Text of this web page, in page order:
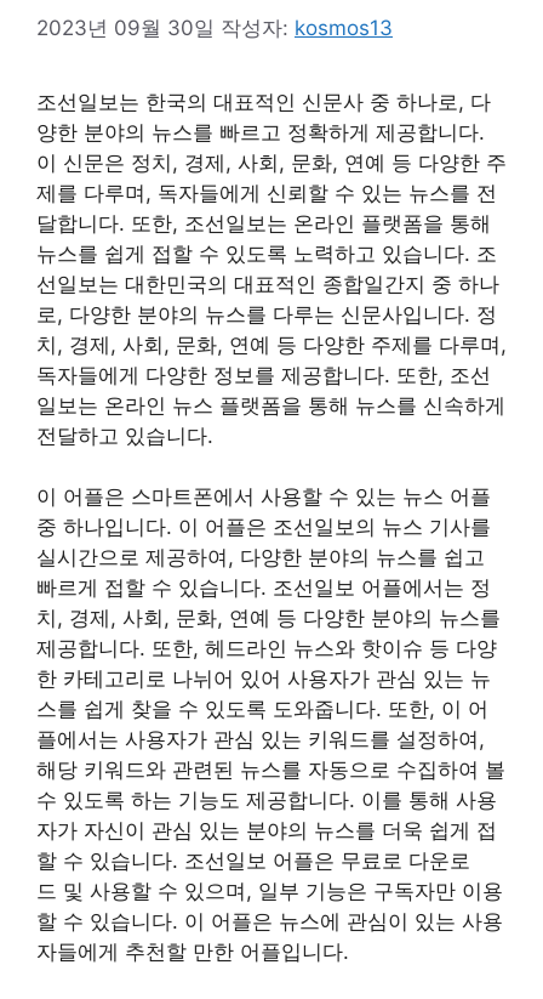
2023년 09월 30일 작성자: kosmos13
조선일보는 한국의 대표적인 신문사 중 하나로, 다
양한 분야의 뉴스를 빠르고 정확하게 제공합니다.
이 신문은 정치, 경제, 사회, 문화, 연예 등 다양한 주
제를 다루며, 독자들에게 신뢰할 수 있는 뉴스를 전
달합니다. 또한, 조선일보는 온라인 플랫폼을 통해
뉴스를 쉽게 접할 수 있도록 노력하고 있습니다. 조
선일보는 대한민국의 대표적인 종합일간지 중 하나
로, 다양한 분야의 뉴스를 다루는 신문사입니다. 정
치, 경제, 사회, 문화, 연예 등 다양한 주제를 다루며,
독자들에게 다양한 정보를 제공합니다. 또한, 조선
일보는 온라인 뉴스 플랫폼을 통해 뉴스를 신속하게
전달하고 있습니다.
이 어플은 스마트폰에서 사용할 수 있는 뉴스 어플
중 하나입니다. 이 어플은 조선일보의 뉴스 기사를
실시간으로 제공하여, 다양한 분야의 뉴스를 쉽고
빠르게 접할 수 있습니다. 조선일보 어플에서는 정
치, 경제, 사회, 문화, 연예 등 다양한 분야의 뉴스를
제공합니다. 또한, 헤드라인 뉴스와 핫이슈 등 다양
한 카테고리로 나뉘어 있어 사용자가 관심 있는 뉴
스를 쉽게 찾을 수 있도록 도와줍니다. 또한, 이 어
플에서는 사용자가 관심 있는 키워드를 설정하여,
해당 키워드와 관련된 뉴스를 자동으로 수집하여 볼
수 있도록 하는 기능도 제공합니다. 이를 통해 사용
자가 자신이 관심 있는 분야의 뉴스를 더욱 쉽게 접
할 수 있습니다. 조선일보 어플은 무료로 다운로
드 및 사용할 수 있으며, 일부 기능은 구독자만 이용
할 수 있습니다. 이 어플은 뉴스에 관심이 있는 사용
자들에게 추천할 만한 어플입니다.